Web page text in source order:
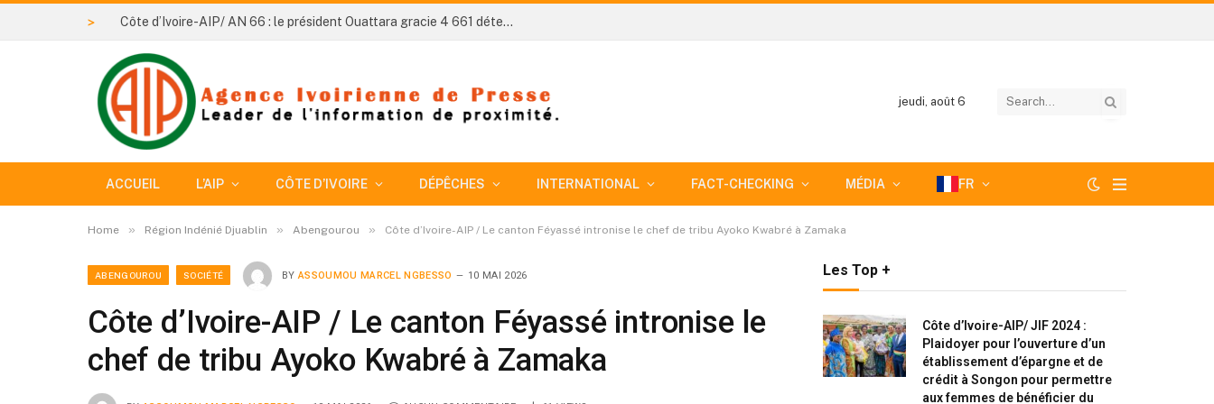
> Côte d’Ivoire-AIP/ AN 66 : le président Ouattara gracie 4 661 détenus et annonce une réforme électorale (Round up)
jeudi, août 6
ACCUEIL L’AIP CÔTE D’IVOIRE DÉPÊCHES INTERNATIONAL FACT-CHECKING MÉDIA FR
Home » Région Indénié Djuablin » Abengourou » Côte d’Ivoire-AIP / Le canton Féyassé intronise le chef de tribu Ayoko Kwabré à Zamaka
ABENGOUROU SOCIÉTÉ BY ASSOUMOU MARCEL NGBESSO 10 MAI 2026
Côte d’Ivoire-AIP / Le canton Féyassé intronise le
chef de tribu Ayoko Kwabré à Zamaka
Les Top +
Côte d’Ivoire-AIP/ JIF 2024 :
Plaidoyer pour l’ouverture d’un
établissement d’épargne et de
crédit à Songon pour permettre
aux femmes de bénéficier du